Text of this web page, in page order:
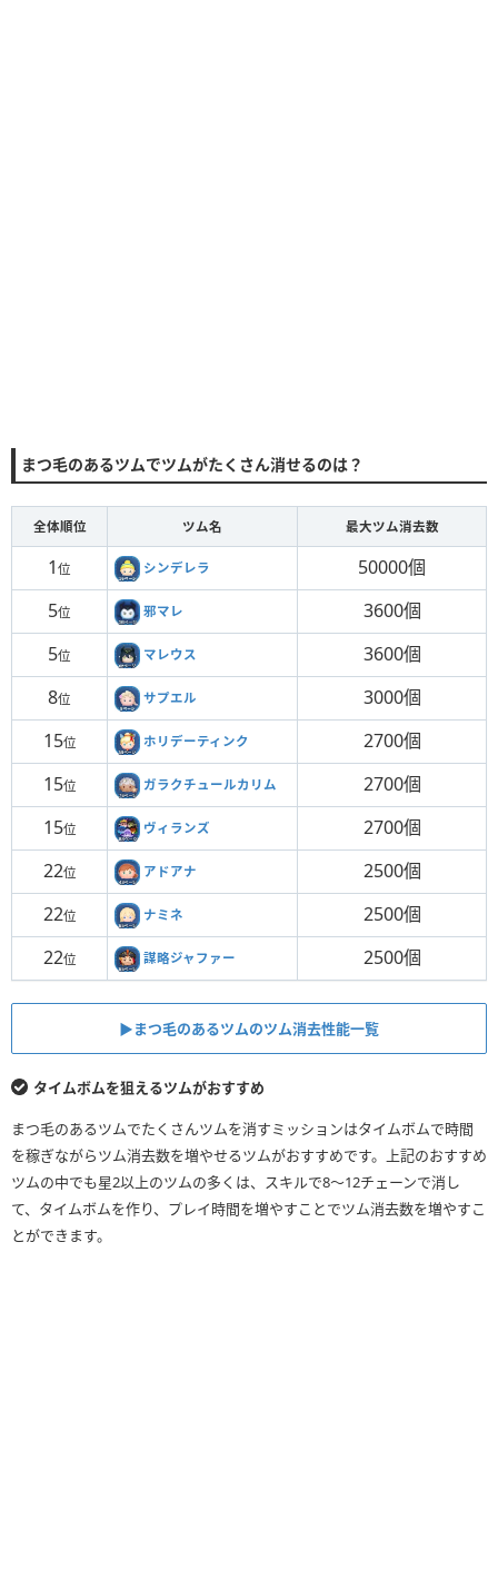
まつ毛のあるツムでツムがたくさん消せるのは？
全体順位 ツム名 最大ツム消去数
1 位 シンデレラ
50000個
5位 邪マレ
3600個
5位 マレウス
3600個
8位 サプエル
3000個
15位 ホリデーティンク
2700個
15位 ガラクチュールカリム
2700個
15位 ヴィランズ
2700個
22位 アドアナ
2500個
22位 ナミネ
2500個
22位 謀略ジャファー 2500個
▶︎まつ毛のあるツムのツム消去性能一覧
タイムボムを狙えるツムがおすすめ
まつ毛のあるツムでたくさんツムを消すミッションはタイムボムで時間
を稼ぎながらツム消去数を増やせるツムがおすすめです。上記のおすすめ
ツムの中でも星2以上のツムの多くは、スキルで8〜12チェーンで消し
て、タイムボムを作り、プレイ時間を増やすことでツム消去数を増やすこ
とができます。